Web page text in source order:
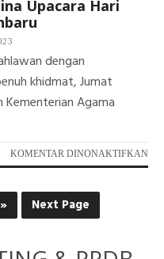
Upacara Hari
dengan
khidmat, Jumat
Kementerian Agama
KOMENTAR DINONAKTIFKAN
PLT.
» Next Page